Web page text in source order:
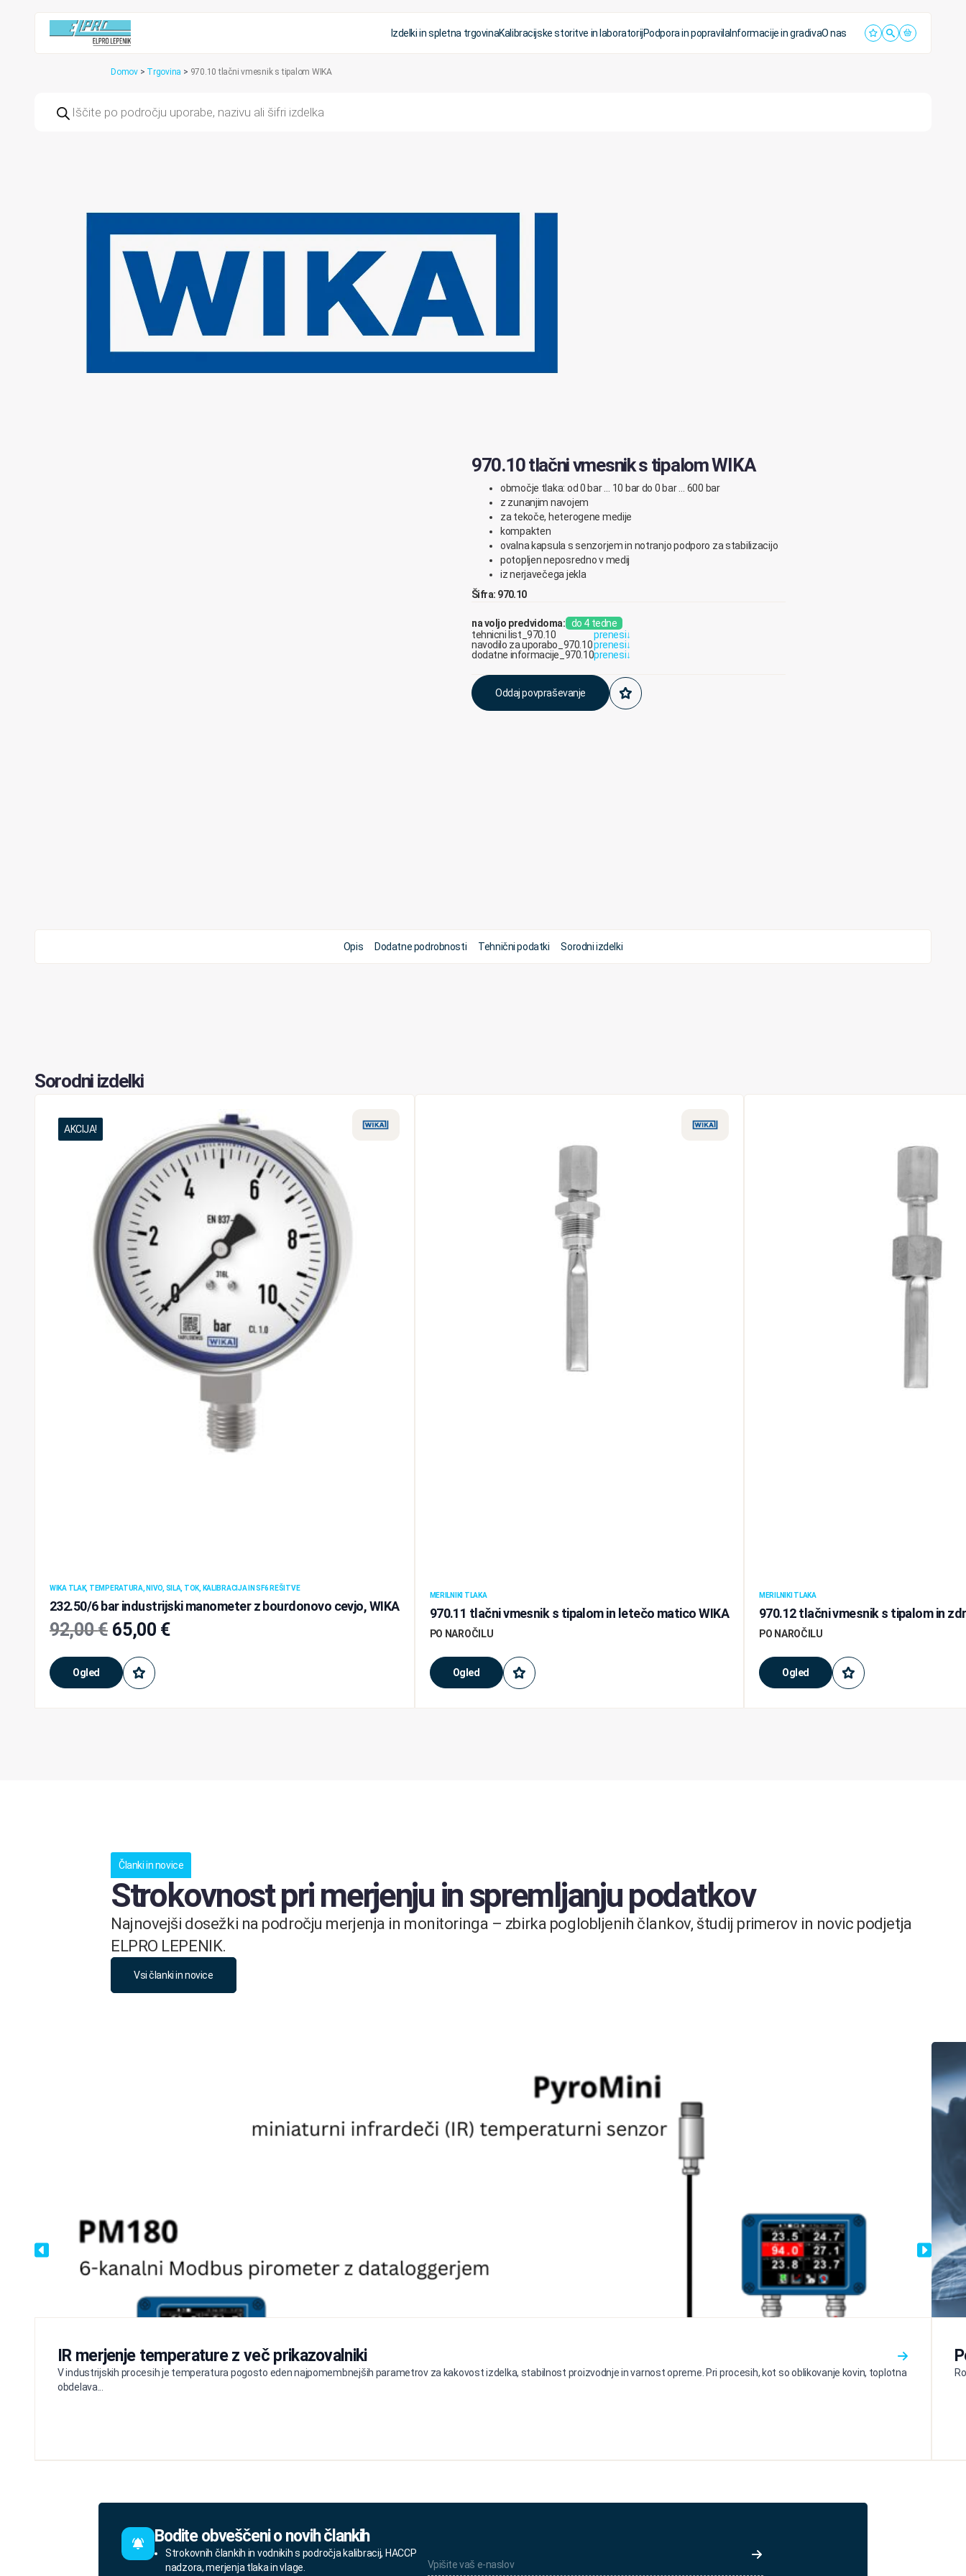
Izdelki in spletna trgovinaKalibracijske storitve in laboratorijPodpora in popravilaInformacije in gradivaO nas
Domov > Trgovina > 970.10 tlačni vmesnik s tipalom WIKA
search
970.10 tlačni vmesnik s tipalom WIKA
območje tlaka: od 0 bar … 10 bar do 0 bar … 600 bar
z zunanjim navojem
za tekoče, heterogene medije
kompakten
ovalna kapsula s senzorjem in notranjo podporo za stabilizacijo
potopljen neposredno v medij
iz nerjavečega jekla
Šifra: 970.10
na voljo predvidoma: do 4 tedne
tehnicni list_970.10
prenesi↓
navodilo za uporabo_970.10prenesi↓
dodatne informacije_970.10prenesi↓
Oddaj povpraševanje
Opis Dodatne podrobnosti Tehnični podatki Sorodni izdelki
Sorodni izdelki
AKCIJA!
WIKA TLAK, TEMPERATURA, NIVO, SILA, TOK, KALIBRACIJA IN SF6 REŠITVE
232.50/6 bar industrijski manometer z bourdonovo cevjo, WIKA
Ogled
92,00€ 65,00 €
MERILNIKI TLAKA
970.11 tlačni vmesnik s tipalom in letečo matico WIKA
Ogled
PO NAROČILU
MERILNIKI TLAKA
970.12 tlačni vmesnik s tipalom in
Ogled
PO NAROČILU
Članki in novice
Strokovnost pri merjenju in spremljanju podatkov
Najnovejši dosežki na področju merjenja in monitoringa – zbirka poglobljenih člankov, študij primerov in novic podjetja
ELPRO LEPENIK.
Vsi članki in novice
IR merjenje temperature z več prikazovalniki
V industrijskih procesih je temperatura pogosto eden najpomembnejših parametrov za kakovost izdelka, stabilnost proizvodnje in varnost opreme. Pri procesih, kot so oblikovanje kovin, toplotna
obdelava...
Bodite obveščeni o novih člankih
Strokovnih člankih in vodnikih s področja kalibracij, HACCP
nadzora, merjenja tlaka in vlage.
vaš